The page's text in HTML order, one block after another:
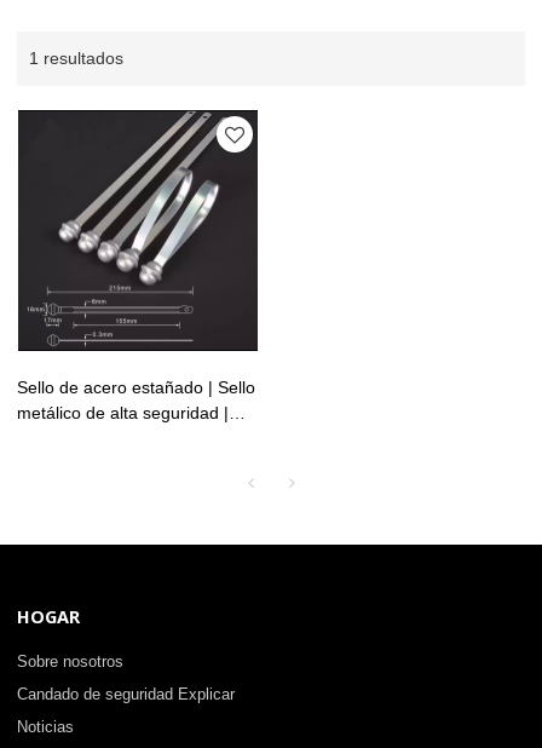
1 resultados
Sello de acero estañado | Sello
metálico de alta seguridad |
HOGAR
Sobre nosotros
Candado de seguridad Explicar
Noticias